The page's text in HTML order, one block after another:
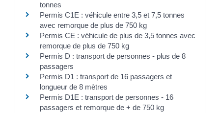
tonnes
Permis C1E : véhicule entre 3,5 et 7,5 tonnes
avec remorque de plus de 750 kg
Permis CE : véhicule de plus de 3,5 tonnes avec
remorque de plus de 750 kg
Permis D : transport de personnes - plus de 8
passagers
Permis D1 : transport de 16 passagers et
longueur de 8 mètres
Permis D1E : transport de personnes - 16
passagers et remorque de + de 750 kg